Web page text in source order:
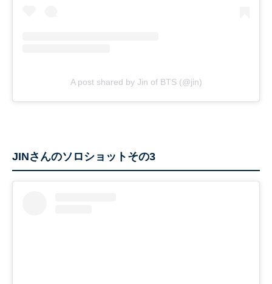
A post shared by Jin of BTS (@jin)
JINさんのソロショットその3